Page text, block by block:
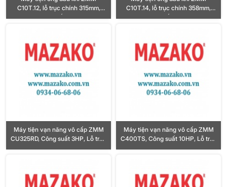
C10T.12, lỗ trục chính 315mm,
Công suất 11KW
C10T.14, lỗ trục chính 358mm,
Công suất 18.5KW
Máy tiện vạn năng vô cấp ZMM
CU325RD, Công suất 3HP, Lỗ trục
chính Ø32mm
Máy tiện vạn năng vô cấp ZMM
C400TS, Công suất 10HP, Lỗ trục
chính Ø52mm